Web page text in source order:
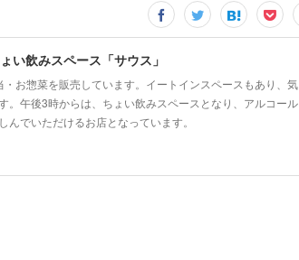
い飲みスペース「サウス」
お惣菜を販売しています。イートインスペースもあり、気
。午後3時からは、ちょい飲みスペースとなり、アルコール
でいただけるお店となっています。